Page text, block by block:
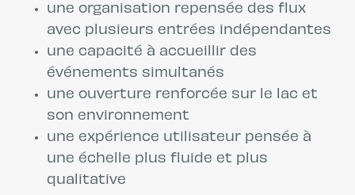
une organisation repensée des flux
avec plusieurs entrées indépendantes
une capacité à accueillir des
événements simultanés
une ouverture renforcée sur le lac et
son environnement
une expérience utilisateur pensée à
une échelle plus fluide et plus
qualitative